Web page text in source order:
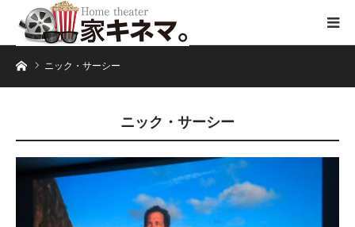
ホームニック・サーシー
ニック・サーシー